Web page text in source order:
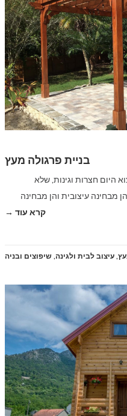
בניית פרגולה מעץ
היום חצרות וגינות, שלא
מבחינה עיצובית והן מבחינה
קרא עוד →
עיצוב לבית ולגינה שיפוצים ובניה